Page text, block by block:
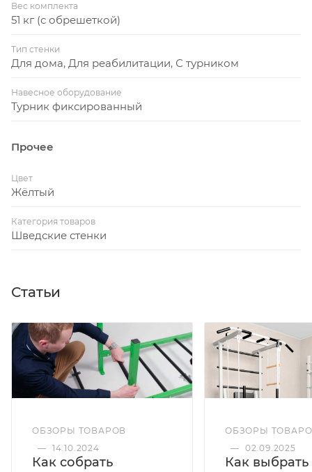
Вес комплекта
51 кг (с обрешеткой)
Тип стенки
Для дома, Для реабилитации, С турником
Навесное оборудование
Турник фиксированный
Прочее
Цвет
Жёлтый
Категория товаров
Шведские стенки
Статьи
ОБЗОРЫ ТОВАРОВ
— 14.10.2024
Как собрать
ОБЗОРЫ
— 02.09.2025
Как выбрать